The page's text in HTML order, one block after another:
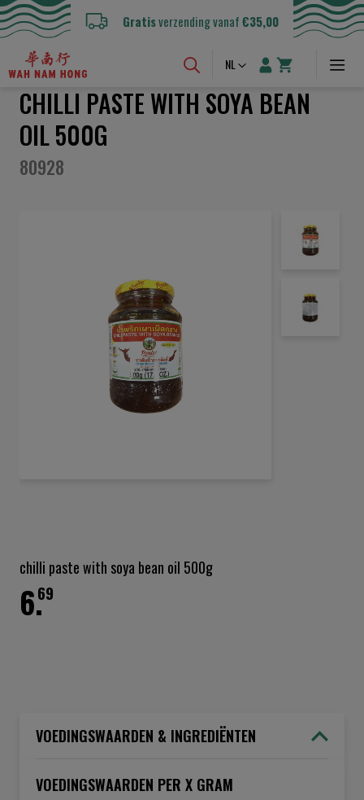
Gratisverzending vanaf€35,00
Taal
NL
CHILLI PASTE WITH SOYA BEAN
OIL 500G
80928
het
begin
van
de
afbeeldingen-
chilli paste with soya bean oil 500g
69
6.
VOEDINGSWAARDEN & INGREDIËNTEN
VOEDINGSWAARDEN PER X GRAM